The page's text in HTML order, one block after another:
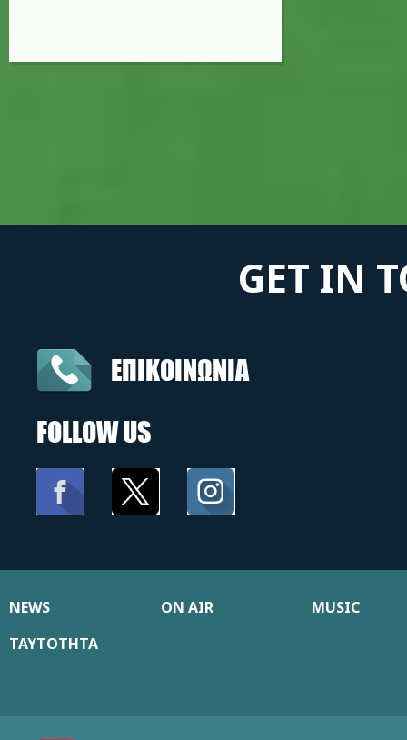
GET IN
ΕΠΙΚΟΙΝΩΝΙΑ
FOLLOW US
NEWS ON AIR
MUSIC
ΤΑΥΤΟΤΗΤΑ